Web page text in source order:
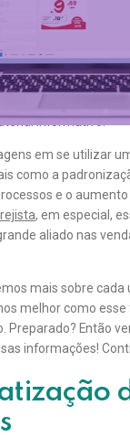
e produtos em
mais variados
ferramentas digitais
informativo.
em se utilizar
como a
e o aumento
, em especial,
aliado nas
mais sobre
melhor como
Preparado? Então
informações!